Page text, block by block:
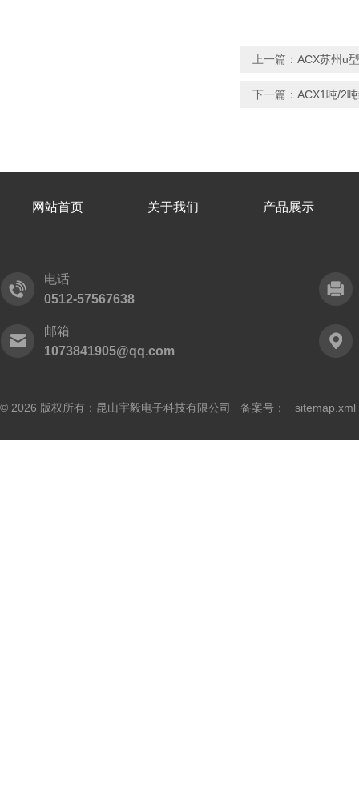
上一篇： ACX苏州u
下一篇： ACX1吨/2
网站首页 关于我们 产品展示
电话
0512-57567638
邮箱
1073841905@qq.com
© 2026 版权所有：昆山宇毅电子科技有限公司 备案号： sitemap.xml